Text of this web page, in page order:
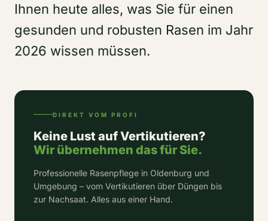
Ihnen heute alles, was Sie für einen
gesunden und robusten Rasen im Jahr
2026 wissen müssen.
DIREKT VOM PROFI
Keine Lust auf Vertikutieren?
Wir übernehmen das für Sie.
Professionelle Rasenpflege in Oldenburg und
Umgebung – vom Vertikutieren über Düngen bis
zur Nachsaat. Alles aus einer Hand.